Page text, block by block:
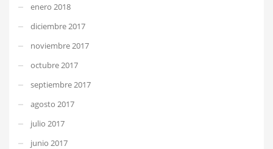
enero 2018
diciembre 2017
noviembre 2017
octubre 2017
septiembre 2017
agosto 2017
julio 2017
junio 2017